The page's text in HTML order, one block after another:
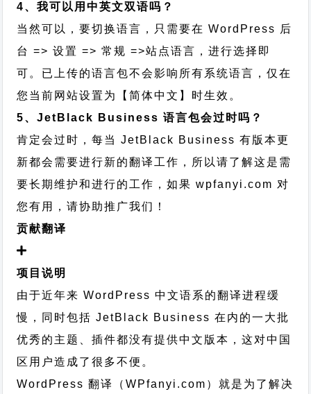
4、我可以用中英文双语吗？
当然可以，要切换语言，只需要在 WordPress 后
台 => 设置 => 常规 =>站点语言，进行选择即
可。已上传的语言包不会影响所有系统语言，仅在
您当前网站设置为【简体中文】时生效。
5、JetBlack Business 语言包会过时吗？
肯定会过时，每当 JetBlack Business 有版本更
新都会需要进行新的翻译工作，所以请了解这是需
要长期维护和进行的工作，如果 wpfanyi.com 对
您有用，请协助推广我们！
贡献翻译
项目说明
由于近年来 WordPress 中文语系的翻译进程缓
慢，同时包括 JetBlack Business 在内的一大批
优秀的主题、插件都没有提供中文版本，这对中国
区用户造成了很多不便。
WordPress 翻译（WPfanyi.com） 就是为了解决